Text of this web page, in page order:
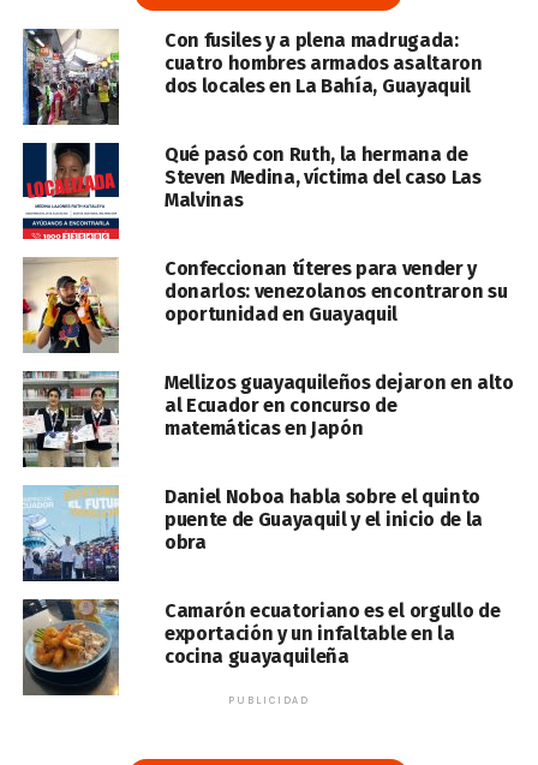
Con fusiles y a plena madrugada:
cuatro hombres armados asaltaron
dos locales en La Bahía, Guayaquil
Qué pasó con Ruth, la hermana de
Steven Medina, víctima del caso Las
Malvinas
Confeccionan títeres para vender y
donarlos: venezolanos encontraron su
oportunidad en Guayaquil
Mellizos guayaquileños dejaron en alto
al Ecuador en concurso de
matemáticas en Japón
Daniel Noboa habla sobre el quinto
puente de Guayaquil y el inicio de la
obra
Camarón ecuatoriano es el orgullo de
exportación y un infaltable en la
cocina guayaquileña
PUBLICIDAD